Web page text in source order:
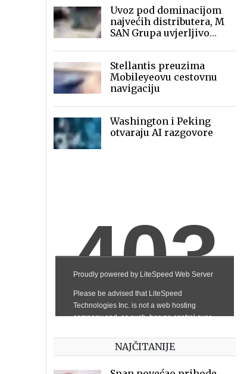
Uvoz pod dominacijom
najvećih distributera, M
SAN Grupa uvjerljivo
Microline drugi
Stellantis preuzima
Mobileyeovu cestovnu
navigaciju
Washington i Peking
otvaraju AI razgovore
NAJČITANIJE